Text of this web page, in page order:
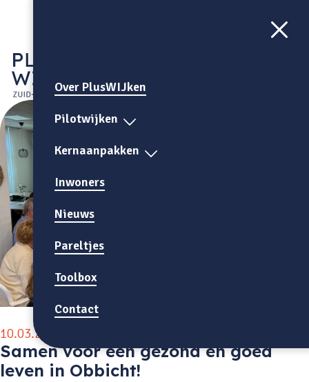
Over PlusWIJken
Pilotwijken
Kernaanpakken
Inwoners
Nieuws
Pareltjes
Toolbox
Contact
CONTRAST AAN
10.03.2026
Samen voor een gezond en goed
leven in Obbicht!